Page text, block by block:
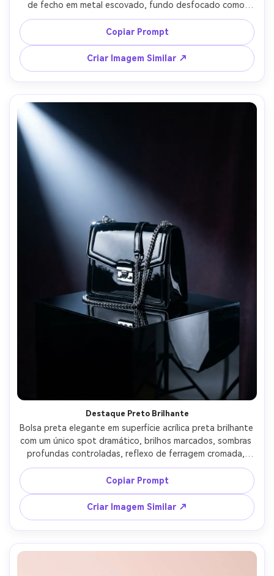
de fecho em metal escovado, fundo desfocado como
boutique de luxo, fotografia com Sony A7IV, lente 50mm,
f/2.8, contornos nítidos e materiais realistas, tons
neutros refinados, qualidade comercial --ar 4:5
Copiar Prompt
Criar Imagem Similar ↗
Destaque Preto Brilhante
Bolsa preta elegante em superfície acrílica preta brilhante
com um único spot dramático, brilhos marcados, sombras
profundas controladas, reflexo de ferragem cromada,
click com Nikon Z8, 70mm, f/5.6, iluminação de estúdio,
reflexos ultra realistas, clima de luxo cinematográfico --ar
4:5
Copiar Prompt
Criar Imagem Similar ↗